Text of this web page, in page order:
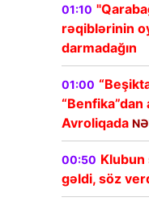
01:10
rəqiblərinin
darmadağın
01:00
Avroliqada
00:50 Klubun
gəldi, söz